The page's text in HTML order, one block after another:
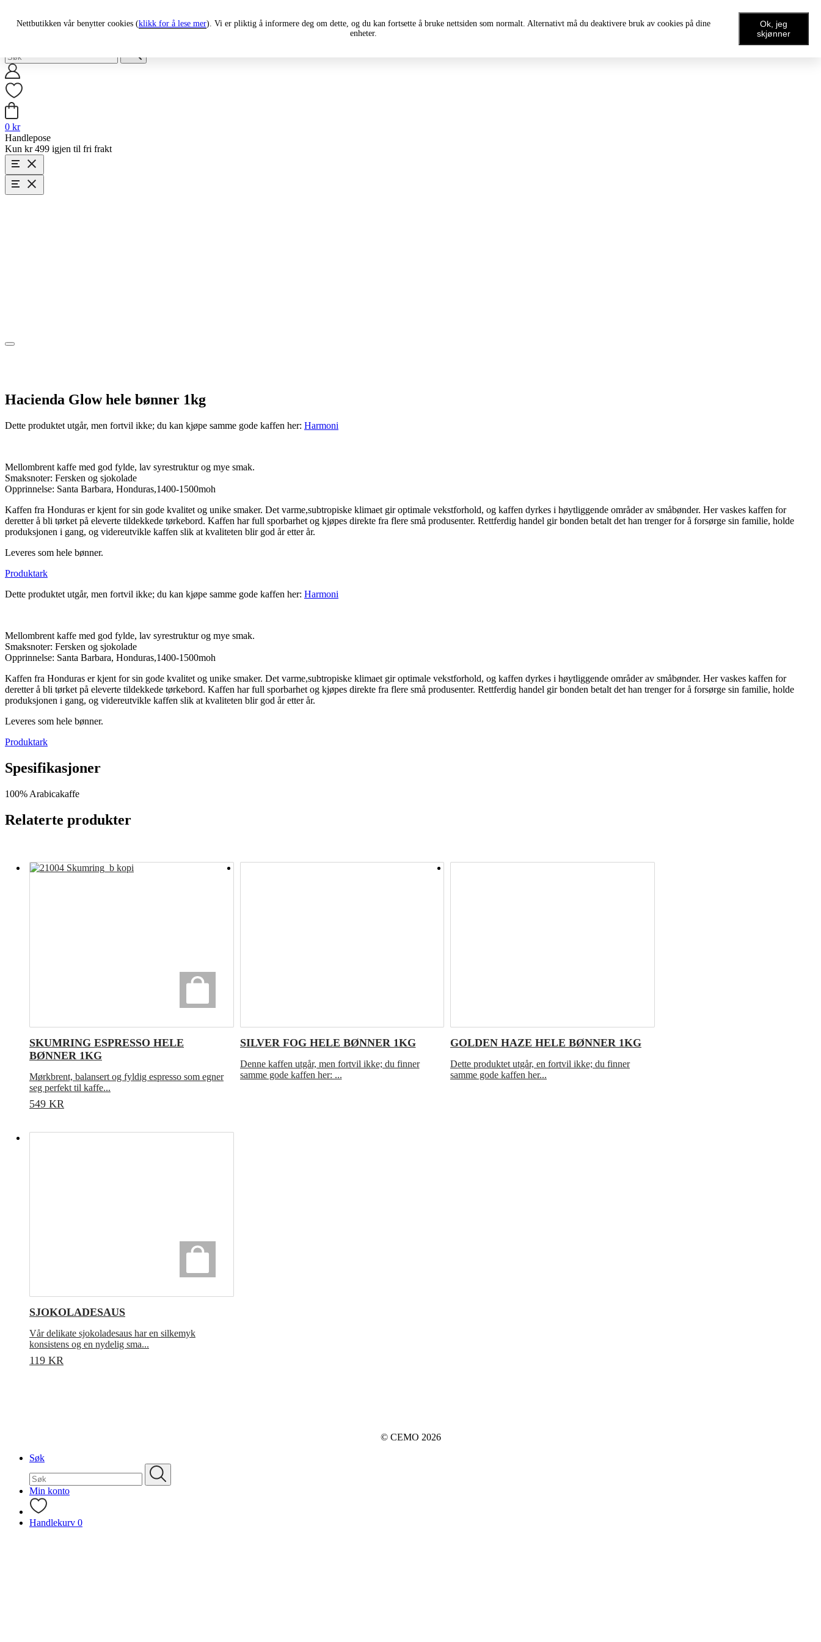
0 kr
Handlepose
Kun kr 499 igjen til fri frakt
Hacienda Glow hele bønner 1kg
Dette produktet utgår, men fortvil ikke; du kan kjøpe samme gode kaffen her: Harmoni
Mellombrent kaffe med god fylde, lav syrestruktur og mye smak.
Smaksnoter: Fersken og sjokolade
Opprinnelse: Santa Barbara, Honduras,1400-1500moh
Kaffen fra Honduras er kjent for sin gode kvalitet og unike smaker. Det varme,subtropiske klimaet gir optimale vekstforhold, og kaffen dyrkes i høytliggende områder av småbønder. Her vaskes kaffen for
deretter å bli tørket på eleverte tildekkede tørkebord. Kaffen har full sporbarhet og kjøpes direkte fra flere små produsenter. Rettferdig handel gir bonden betalt det han trenger for å forsørge sin familie, holde
produksjonen i gang, og videreutvikle kaffen slik at kvaliteten blir god år etter år.
Leveres som hele bønner.
Produktark
Dette produktet utgår, men fortvil ikke; du kan kjøpe samme gode kaffen her: Harmoni
Mellombrent kaffe med god fylde, lav syrestruktur og mye smak.
Smaksnoter: Fersken og sjokolade
Opprinnelse: Santa Barbara, Honduras,1400-1500moh
Kaffen fra Honduras er kjent for sin gode kvalitet og unike smaker. Det varme,subtropiske klimaet gir optimale vekstforhold, og kaffen dyrkes i høytliggende områder av småbønder. Her vaskes kaffen for
deretter å bli tørket på eleverte tildekkede tørkebord. Kaffen har full sporbarhet og kjøpes direkte fra flere små produsenter. Rettferdig handel gir bonden betalt det han trenger for å forsørge sin familie, holde
produksjonen i gang, og videreutvikle kaffen slik at kvaliteten blir god år etter år.
Leveres som hele bønner.
Produktark
Spesifikasjoner
100% Arabicakaffe
Relaterte produkter
SKUMRING ESPRESSO HELE
BØNNER 1KG
Mørkbrent, balansert og fyldig espresso som egner
seg perfekt til kaffe...
549 KR
SILVER FOG HELE BØNNER 1KG
Denne kaffen utgår, men fortvil ikke; du finner
samme gode kaffen her: ...
GOLDEN HAZE HELE BØNNER 1KG
Dette produktet utgår, en fortvil ikke; du finner
samme gode kaffen her...
SJOKOLADESAUS
Vår delikate sjokoladesaus har en silkemyk
konsistens og en nydelig sma...
119 KR
© CEMO 2026
Søk
etter:
Min konto
Handlekurv 0
Nettbutikken vår benytter cookies (klikk for å lese mer). Vi er pliktig å informere deg om dette, og du kan fortsette å bruke nettsiden som normalt. Alternativt må du deaktivere bruk av cookies på dine
enheter.
Ok, jeg
skjønner